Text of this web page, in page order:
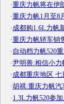
·重庆力帆将在伊
·重庆力帆1月至8
·成都购1.6L力帆
·重庆力帆轿车销
· 自动档力帆520
·尹明善:相信小
·成都重庆地区
·胡祺:重庆力帆
·1.3L力帆520参